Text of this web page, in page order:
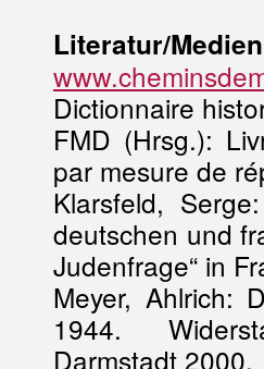
Literatur/Medien
Dictionnaire
FMD (Hrsg.):
par mesure de
Klarsfeld,
deutschen und
Judenfrage“ in
Meyer, Ahlrich:
1944.
Darmstadt 2000.